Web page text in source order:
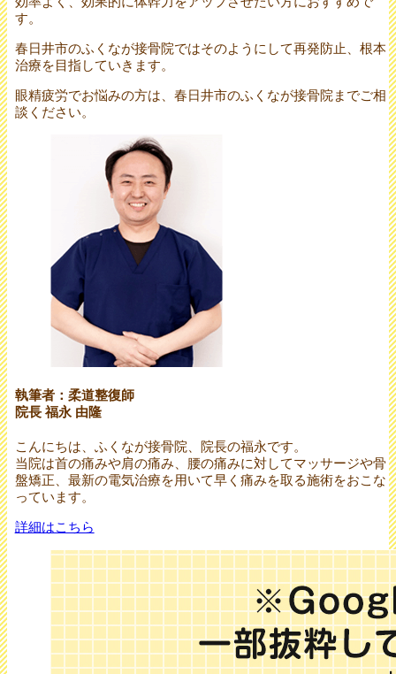
す。
春日井市のふくなが接骨院ではそのようにして再発防止、根本
治療を目指していきます。
眼精疲労でお悩みの方は、春日井市のふくなが接骨院までご相
談ください。
執筆者：柔道整復師
院長 福永 由隆
こんにちは、ふくなが接骨院、院長の福永です。
当院は首の痛みや肩の痛み、腰の痛みに対してマッサージや骨
盤矯正、最新の電気治療を用いて早く痛みを取る施術をおこな
っています。
詳細はこちら